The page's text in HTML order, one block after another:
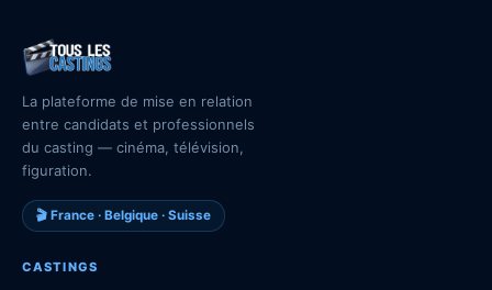
La plateforme de mise en relation
entre candidats et professionnels
du casting — cinéma, télévision,
figuration.
🎬 France · Belgique · Suisse
CASTINGS